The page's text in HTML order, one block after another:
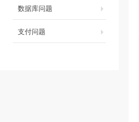
数据库问题
支付问题